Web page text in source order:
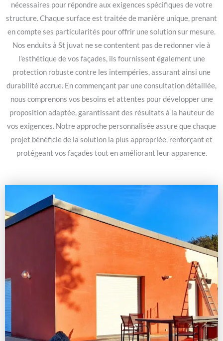
nécessaires pour répondre aux exigences spécifiques de votre
structure. Chaque surface est traitée de manière unique, prenant
en compte ses particularités pour offrir une solution sur mesure.
Nos enduits à St juvat ne se contentent pas de redonner vie à
l’esthétique de vos façades, ils fournissent également une
protection robuste contre les intempéries, assurant ainsi une
durabilité accrue. En commençant par une consultation détaillée,
nous comprenons vos besoins et attentes pour développer une
proposition adaptée, garantissant des résultats à la hauteur de
vos exigences. Notre approche personnalisée assure que chaque
projet bénéficie de la solution la plus appropriée, renforçant et
protégeant vos façades tout en améliorant leur apparence.